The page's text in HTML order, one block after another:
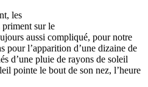
les
priment sur le
aussi compliqué, pour notre
pour l’apparition d’une dizaine de
d’une pluie de rayons de soleil
pointe le bout de son nez, l’heure